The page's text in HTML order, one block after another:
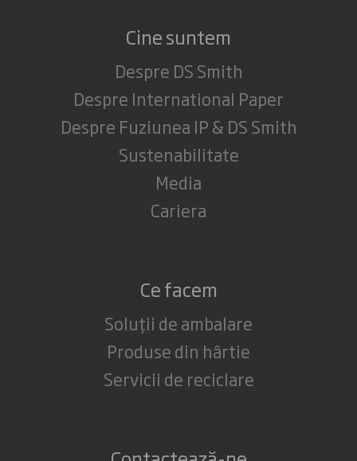
Cine suntem
Despre DS Smith
Despre International Paper
Despre Fuziunea IP & DS Smith
Sustenabilitate
Media
Cariera
Ce facem
Soluții de ambalare
Produse din hârtie
Servicii de reciclare